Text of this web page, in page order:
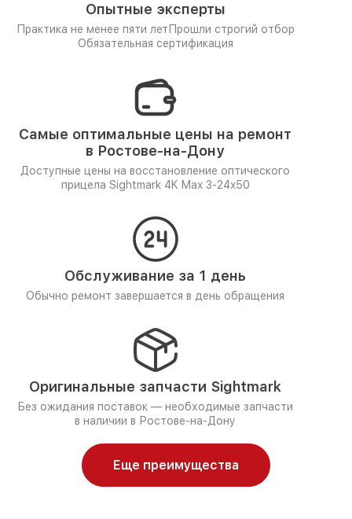
Опытные эксперты
Практика не менее пяти лет Прошли строгий отбор
Обязательная сертификация
Самые оптимальные цены на ремонт
в Ростове-на-Дону
Доступные цены на восстановление оптического
прицела Sightmark 4K Max 3-24x50
Обслуживание за 1 день
Обычно ремонт завершается в день обращения
Оригинальные запчасти Sightmark
Без ожидания поставок — необходимые запчасти
в наличии в Ростове-на-Дону
Еще преимущества